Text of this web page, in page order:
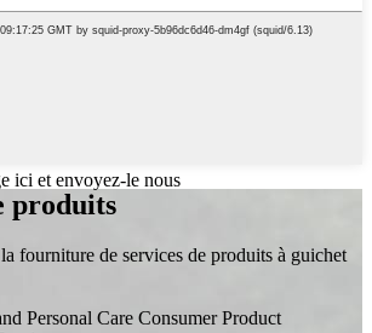
ici et envoyez-le nous
produits
fourniture de services de produits à guichet